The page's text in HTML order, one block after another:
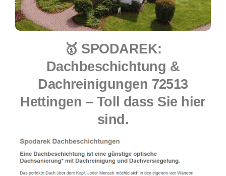
🥇 SPODAREK:
Dachbeschichtung &
Dachreinigungen 72513
Hettingen – Toll dass Sie hier
sind.